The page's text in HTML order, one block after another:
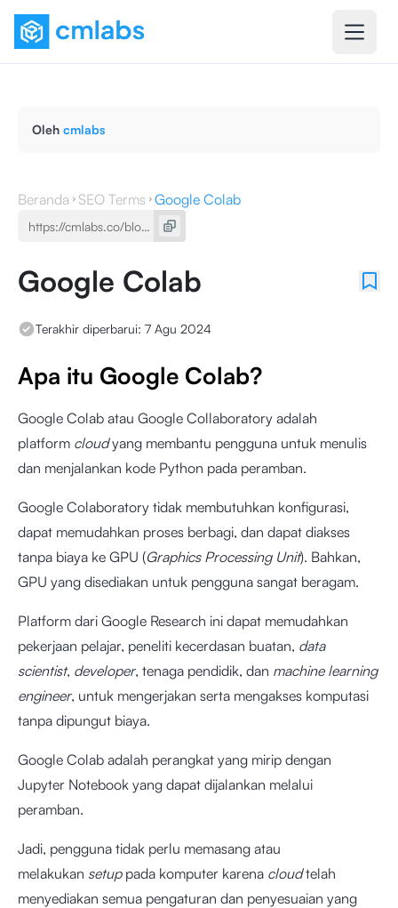
Oleh cmlabs
Beranda SEO Terms Google Colab
Google Colab
Terakhir diperbarui: 7 Agu 2024
Apa itu Google Colab?
Google Colab atau Google Collaboratory adalah
platform cloudyang membantu pengguna untuk menulis
dan menjalankan kode Python pada peramban.
Google Colaboratory tidak membutuhkan konfigurasi,
dapat memudahkan proses berbagi, dan dapat diakses
tanpa biaya ke GPU (Graphics Processing Unit). Bahkan,
GPU yang disediakan untuk pengguna sangat beragam.
Platform dari Google Research ini dapat memudahkan
pekerjaan pelajar, peneliti kecerdasan buatan, data
scientist, developer, tenaga pendidik, dan machine learning
engineer, untuk mengerjakan serta mengakses komputasi
tanpa dipungut biaya.
Google Colab adalah perangkat yang mirip dengan
Jupyter Notebook yang dapat dijalankan melalui
peramban.
Jadi, pengguna tidak perlu memasang atau
melakukan setuppada komputer karena cloudtelah
menyediakan semua pengaturan dan penyesuaian yang